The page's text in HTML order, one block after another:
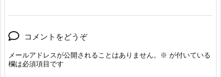
コメントをどうぞ
メールアドレスが公開されることはありません。 ※ が付いている
欄は必須項目です